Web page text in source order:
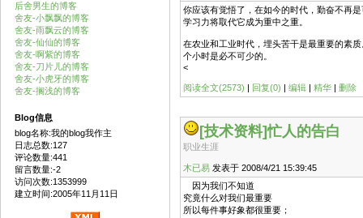
后舍男生的博客
舍友-小飘飘的博客
舍友-雨飘云的博客
舍友-仙仙的博客
舍友-啊紫的博客
舍友-刀片儿的博客
舍友-小虎牙的博客
舍友-搁浅的博客
Blog信息
blog名称:我的blog我作主
日志总数:127
评论数量:441
留言数量:-2
访问次数:1353999
建立时间:2005年11月11日
你应该有觉悟了，在如今的时代，勤奋不再
学习力将取代它成为重中之重。
在农业和工业时代，埋头苦干是最重要的素
个小时是必不可少的。
<
阅读全文(2573) | 回复(0) | 编辑 | 精华 | 删除
[技术资料]忙人的告白
职业生涯
木已易 发表于 2008/4/21 15:39:45
因为我们不知道
究竟什么对我们最重要
所以每件事好象都很重要；